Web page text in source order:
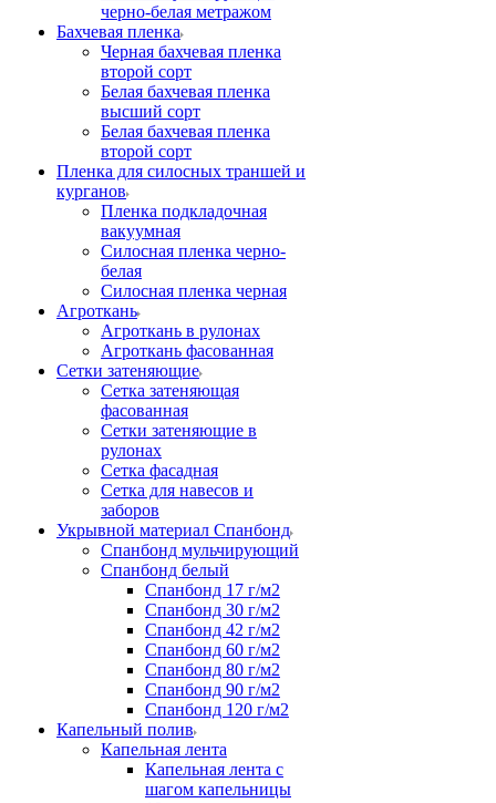
черно-белая метражом
Бахчевая пленка
Черная бахчевая пленка
второй сорт
Белая бахчевая пленка
высший сорт
Белая бахчевая пленка
второй сорт
Пленка для силосных траншей и
курганов
Пленка подкладочная
вакуумная
Силосная пленка черно-
белая
Силосная пленка черная
Агроткань
Агроткань в рулонах
Агроткань фасованная
Сетки затеняющие
Сетка затеняющая
фасованная
Сетки затеняющие в
рулонах
Сетка фасадная
Сетка для навесов и
заборов
Укрывной материал Спанбонд
Спанбонд мульчирующий
Спанбонд белый
Спанбонд 17 г/м2
Спанбонд 30 г/м2
Спанбонд 42 г/м2
Спанбонд 60 г/м2
Спанбонд 80 г/м2
Спанбонд 90 г/м2
Спанбонд 120 г/м2
Капельный полив
Капельная лента
Капельная лента с
шагом капельницы